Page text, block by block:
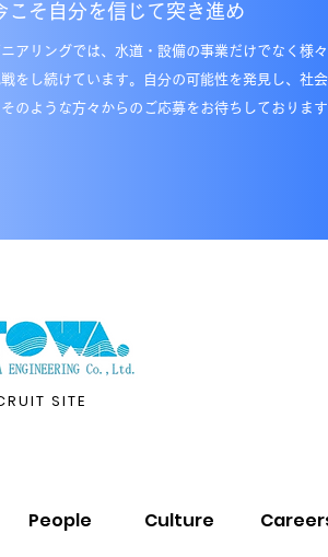
こそ自分を信じて突き進め
アリングでは、水道・設備の事業だけでなく様
をし続けています。自分の可能性を発見し、社
のような方々からのご応募をお待ちしております
SITE
People Culture